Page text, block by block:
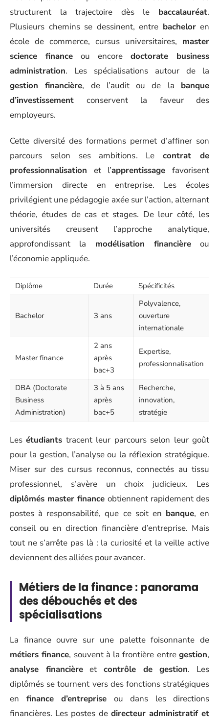
structurent la trajectoire dès le baccalauréat.
Plusieurs chemins se dessinent, entre bacheloren
école de commerce, cursus universitaires, master
science finance ou encore doctorate business
administration. Les spécialisations autour de la
gestion financière, de l’audit ou de la banque
d’investissement conservent la faveur des
employeurs.
Cette diversité des formations permet d’affiner son
parcours selon ses ambitions. Lecontrat de
professionnalisation et l’apprentissage favorisent
l’immersion directe en entreprise. Les écoles
privilégient une pédagogie axée sur l’action, alternant
théorie, études de cas et stages. De leur côté, les
universités creusent l’approche analytique,
approfondissant la modélisation financièreou
l’économie appliquée.
Diplôme Durée Spécificités
Bachelor 3 ans
Polyvalence,
ouverture
internationale
Master finance
2 ans
après
bac+3
Expertise,
professionnalisation
DBA (Doctorate
Business
Administration)
3 à 5 ans
après
bac+5
Recherche,
innovation,
stratégie
Lesétudiants tracent leur parcours selon leur goût
pour la gestion, l’analyse ou la réflexion stratégique.
Miser sur des cursus reconnus, connectés au tissu
professionnel, s’avère un choix judicieux. Les
diplômés master finance obtiennent rapidement des
postes à responsabilité, que ce soit en banque, en
conseil ou en direction financière d’entreprise. Mais
tout ne s’arrête pas là : la curiosité et la veille active
deviennent des alliées pour avancer.
Métiers de la finance : panorama
des débouchés et des
spécialisations
La finance ouvre sur une palette foisonnante de
métiers finance, souvent à la frontière entregestion,
analyse financièreetcontrôle de gestion. Les
diplômés se tournent vers des fonctions stratégiques
en finance d’entreprise ou dans les directions
financières. Les postes de directeur administratif et